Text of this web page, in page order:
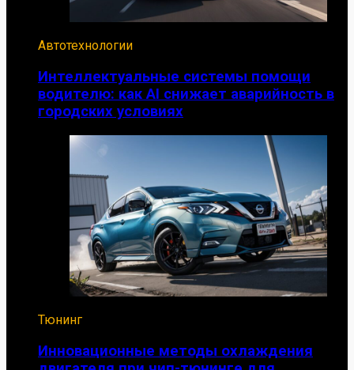
Автотехнологии
Интеллектуальные системы помощи
водителю: как AI снижает аварийность в
городских условиях
Тюнинг
Инновационные методы охлаждения